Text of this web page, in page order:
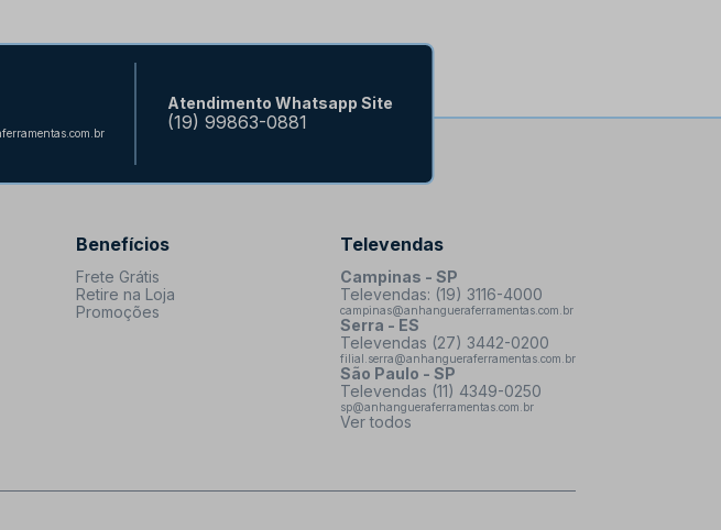
Atendimento Whatsapp Site
(19) 99863-0881
Benefícios
Frete Grátis
Retire na Loja
Promoções
Televendas
Campinas - SP
Televendas: (19) 3116-4000
campinas@anhangueraferramentas.com.br
Serra - ES
Televendas (27) 3442-0200
filial.serra@anhangueraferramentas.com.br
São Paulo - SP
Televendas (11) 4349-0250
sp@anhangueraferramentas.com.br
Ver todos